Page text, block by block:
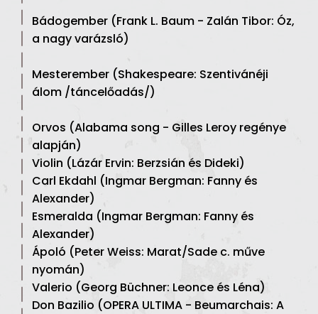
Bádogember (Frank L. Baum - Zalán Tibor: Óz,
a nagy varázsló)
Mesterember (Shakespeare: Szentivánéji
álom /táncelőadás/)
Orvos (Alabama song - Gilles Leroy regénye
alapján)
Violin (Lázár Ervin: Berzsián és Dideki)
Carl Ekdahl (Ingmar Bergman: Fanny és
Alexander)
Esmeralda (Ingmar Bergman: Fanny és
Alexander)
Ápoló (Peter Weiss: Marat/Sade c. műve
nyomán)
Valerio (Georg Büchner: Leonce és Léna)
Don Bazilio (OPERA ULTIMA - Beumarchais: A